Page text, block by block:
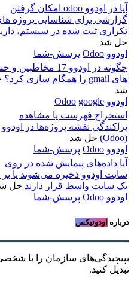
آیا در اودوو odoo امکان گرفتن
گزارشی برای شناسایی پروژه
تکراری ثبت شده در سیستم،
حل شد
اودوو Odoo پرسش-شما
چگونه در اودوو 17
های gmail را همگام سازی کرد؟
شد
اودوو
Odoo google
استخراج فهرست یا مشاهده
پراکندگی نقشه پروژه‌ها در اودوو
(Odoo)
حل شد
اودوو Odoo پرسش-شما
آیا داده‌های پیمایش شده در روی
سایت اودوو ذخیره می‌شوند یا
یک سایت واسط قرار دارند حل
اودوو Odoo پرسش-شما
درباره اودونیکس
بپیچیدگی‌های سازمان را با
تبدیل کنید.